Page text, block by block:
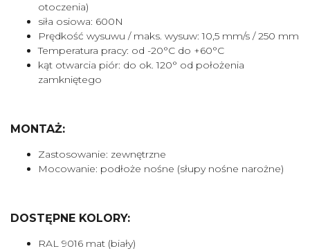
otoczenia)
siła osiowa: 600N
Prędkość wysuwu / maks. wysuw: 10,5 mm/s / 250 mm
Temperatura pracy: od -20°C do +60°C
kąt otwarcia piór: do ok. 120° od położenia
zamkniętego
MONTAŻ:
Zastosowanie: zewnętrzne
Mocowanie: podłoże nośne (słupy nośne narożne)
DOSTĘPNE KOLORY:
RAL 9016 mat (biały)